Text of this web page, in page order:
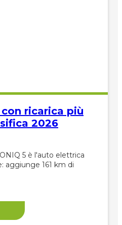
ricarica più
2026
5 è l'auto elettrica
aggiunge 161 km di